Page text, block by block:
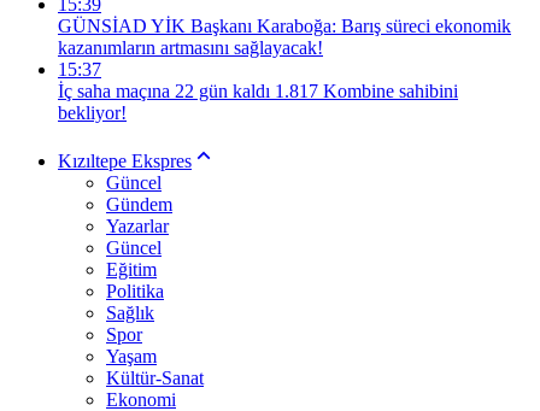
15:39
GÜNSİAD YİK Başkanı Karaboğa: Barış süreci ekonomik
kazanımların artmasını sağlayacak!
15:37
İç saha maçına 22 gün kaldı 1.817 Kombine sahibini
bekliyor!
Kızıltepe Ekspres
Güncel
Gündem
Yazarlar
Güncel
Eğitim
Politika
Sağlık
Spor
Yaşam
Kültür-Sanat
Ekonomi